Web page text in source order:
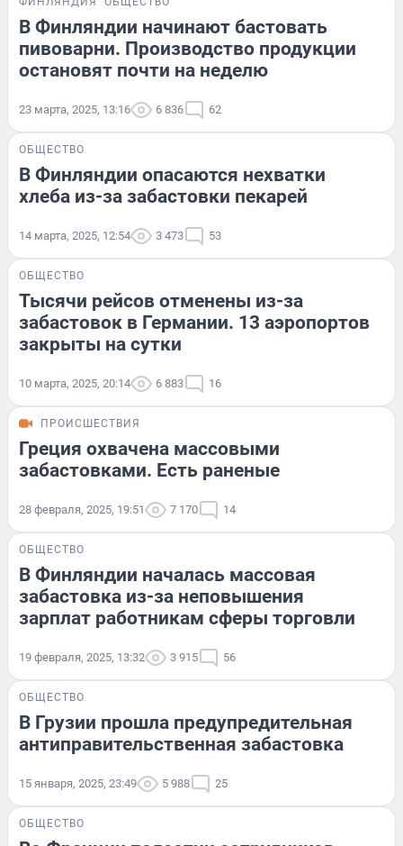
В Финляндии начинают бастовать
пивоварни. Производство продукции
остановят почти на неделю
23 марта, 2025, 13:16 6 836 62
ОБЩЕСТВО
В Финляндии опасаются нехватки
хлеба из-за забастовки пекарей
14 марта, 2025, 12:54 3 473 53
ОБЩЕСТВО
Тысячи рейсов отменены из-за
забастовок в Германии. 13 аэропортов
закрыты на сутки
10 марта, 2025, 20:14 6 883 16
ПРОИСШЕСТВИЯ
Греция охвачена массовыми
забастовками. Есть раненые
28 февраля, 2025, 19:51 7 170 14
ОБЩЕСТВО
В Финляндии началась массовая
забастовка из-за неповышения
зарплат работникам сферы торговли
19 февраля, 2025, 13:32 3 915 56
ОБЩЕСТВО
В Грузии прошла предупредительная
антиправительственная забастовка
15 января, 2025, 23:49 5 988 25
ОБЩЕСТВО